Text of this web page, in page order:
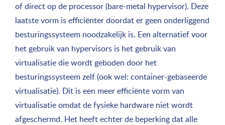
of direct op de processor (bare-metal hypervisor). Deze
laatste vorm is efficiënter doordat er geen onderliggend
besturingssysteem noodzakelijk is. Een alternatief voor
het gebruik van hypervisors is het gebruik van
virtualisatie die wordt geboden door het
besturingssysteem zelf (ook wel: container-gebaseerde
virtualisatie). Dit is een meer efficiënte vorm van
virtualisatie omdat de fysieke hardware niet wordt
afgeschermd. Het heeft echter de beperking dat alle